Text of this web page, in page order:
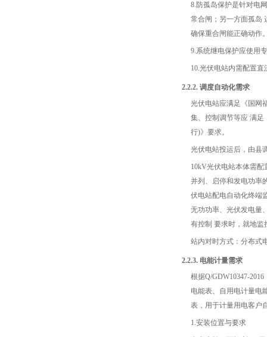
8.防孤岛保护是针对电
常合闸；另一方面孤岛
确保重合闸能正确动作
9.系统继电保护应使用
10.光伏电站内需配置
2.2.2. 调度自动化需求
光伏电站应满足《国网
集、控制调节等应 满足
行)》要求。
光伏电站投运后，由县
10kV光伏电站本体需
并列、启停和发电功率
伏电站配电自动化终端
无功功率、光伏发电量
有控制 要求时，就地
站内对时方式：分布式
2.2.3. 电能计量需求
根据Q/GDW10347-
电能表、自用电计量电
表，用于计量用电客户
1.安装位置与要求